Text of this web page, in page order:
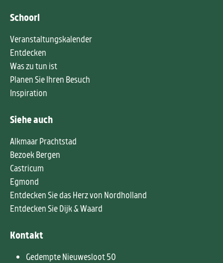
Schoorl
Veranstaltungskalender
Entdecken
Was zu tun ist
Planen Sie Ihren Besuch
Inspiration
Siehe auch
Alkmaar Prachtstad
Bezoek Bergen
Castricum
Egmond
Entdecken Sie das Herz von Nordholland
Entdecken Sie Dijk & Waard
Kontakt
Gedempte Nieuwesloot 50